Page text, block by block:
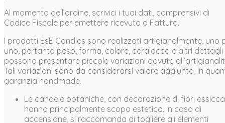
Al momento dell’ordine, scrivici i tuoi dati, comprensivi di
Codice Fiscale per emettere ricevuta o Fattura.
I prodotti EsE Candles sono realizzati artigianalmente, uno
uno, pertanto peso, forma, colore, ceralacca e altri dettagli
possono presentare piccole variazioni dovute
Tali variazioni sono da considerarsi valore aggiunto, in
garanzia handmade.
Le candele botaniche, con decorazione di fiori
hanno principalmente scopo estetico. In caso di
accensione, si raccomanda di togliere gli elementi